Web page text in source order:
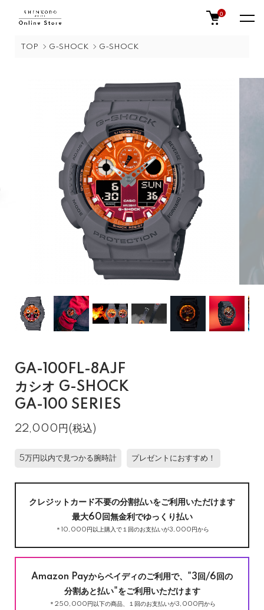
0
TOP G-SHOCK G-SHOCK
GA-100FL-8AJF
カシオ G-SHOCK
GA-100 SERIES
22,000円(税込)
5万円以内で見つかる腕時計 プレゼントにおすすめ！
クレジットカード不要の分割払いをご利用いただけます
最大60回無金利でゆっくり払い
＊10,000円以上購入で１回のお支払いが3,000円から
Amazon Payからペイディのご利用で、"3回/6回の
分割あと払い"をご利用いただけます
＊250,000円以下の商品、１回のお支払いが3,000円から